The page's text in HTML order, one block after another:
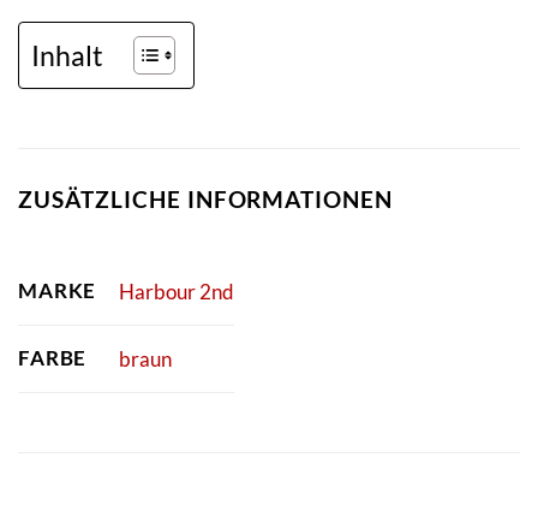
Inhalt
ZUSÄTZLICHE INFORMATIONEN
MARKE Harbour 2nd
FARBE braun